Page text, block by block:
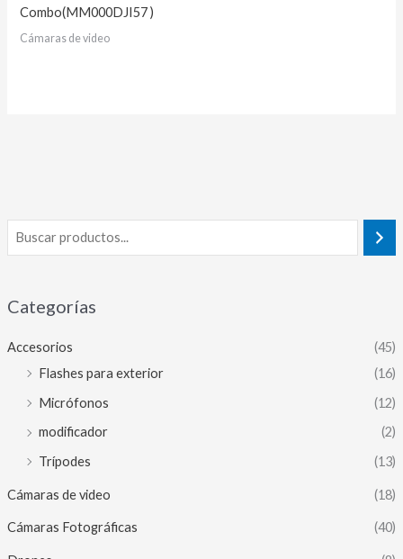
Categorías
Accesorios
(45)
Flashes para exterior
(16)
Micrófonos
(12)
modificador
(2)
Trípodes
(13)
Cámaras de video (18)
Cámaras Fotográficas (40)
Combo(MM000DJI57 )
Cámaras de video